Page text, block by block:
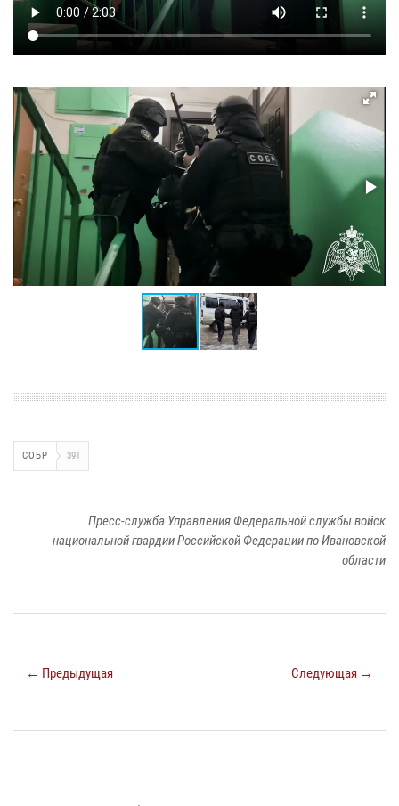
СОБР 391
Пресс-служба Управления Федеральной службы войск
национальной гвардии Российской Федерации по Ивановской
области
← Предыдущая Следующая →